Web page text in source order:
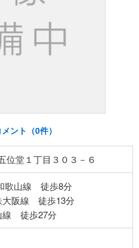
メント（0件）
位堂１丁目３０３－６
歌山線 徒歩8分
大阪線 徒歩13分
線 徒歩27分